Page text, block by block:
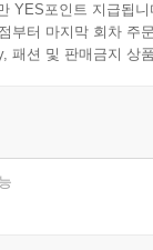
YES포인트 지급됩니
부터 마지막 회차 주
패션 및 판매금지 상